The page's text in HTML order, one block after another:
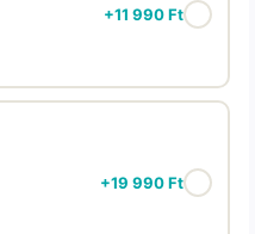
+11 990Ft
+19 990Ft